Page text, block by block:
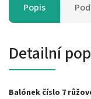
Popis
Detailní
Balónek číslo 7